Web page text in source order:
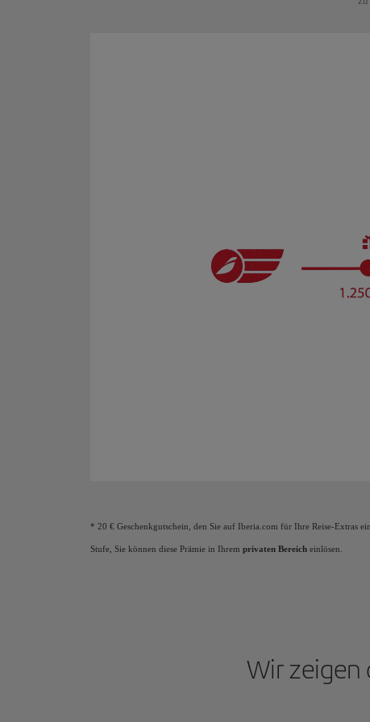
* 20 € Geschenkgutschein, den Sie auf Iberia.com für Ihre Reise-Extras
Stufe, Sie können diese Prämie in Ihrem privaten Bereich einlösen.
Wir zeigen